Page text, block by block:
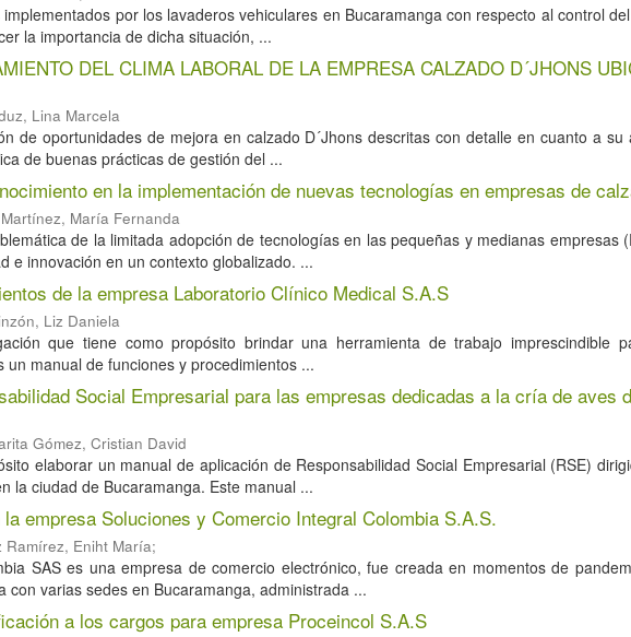
por los lavaderos vehiculares en Bucaramanga con respecto al control
la importancia de dicha situación, ...
DEL CLIMA LABORAL DE LA EMPRESA CALZADO D´JHONS
Lina Marcela
de oportunidades de mejora en calzado D´Jhons descritas con detalle en cuanto a
de buenas prácticas de gestión del ...
en la implementación de nuevas tecnologías en empresas de
María Fernanda
de la limitada adopción de tecnologías en las pequeñas y medianas empresas
e innovación en un contexto globalizado. ...
de la empresa Laboratorio Clínico Medical S.A.S
Liz Daniela
que tiene como propósito brindar una herramienta de trabajo imprescindible
manual de funciones y procedimientos ...
Social Empresarial para las empresas dedicadas a la cría de aves
Gómez, Cristian David
elaborar un manual de aplicación de Responsabilidad Social Empresarial (RSE)
la ciudad de Bucaramanga. Este manual ...
empresa Soluciones y Comercio Integral Colombia S.A.S.
Ramírez, Eniht María;
SAS es una empresa de comercio electrónico, fue creada en momentos de
con varias sedes en Bucaramanga, administrada ...
a los cargos para empresa Proceincol S.A.S